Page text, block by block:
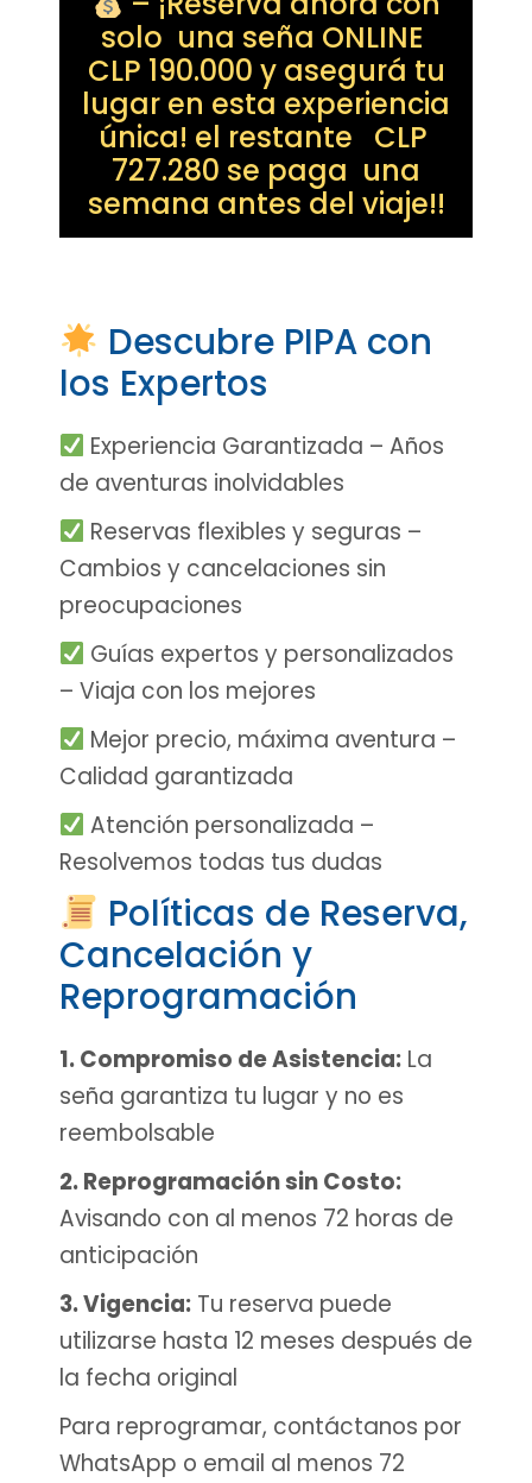
solo una seña ONLINE
CLP 190.000 y asegurá tu
lugar en esta experiencia
única! el restante CLP
727.280 se paga una
semana antes del viaje!!
Descubre PIPA con
los Expertos
Experiencia Garantizada – Años
de aventuras inolvidables
Reservas flexibles y seguras –
Cambios y cancelaciones sin
preocupaciones
Guías expertos y personalizados
– Viaja con los mejores
Mejor precio, máxima aventura –
Calidad garantizada
Atención personalizada –
Resolvemos todas tus dudas
Políticas de Reserva,
Cancelación y
Reprogramación
1. Compromiso de Asistencia: La
seña garantiza tu lugar y no es
reembolsable
2. Reprogramación sin Costo:
Avisando con al menos 72 horas de
anticipación
3. Vigencia: Tu reserva puede
utilizarse hasta 12 meses después de
la fecha original
Para reprogramar, contáctanos por
WhatsApp o email al menos 72